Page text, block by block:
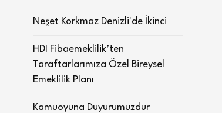
Neşet Korkmaz Denizli'de İkinci
HDI Fibaemeklilik’ten
Taraftarlarımıza Özel Bireysel
Emeklilik Planı
Kamuoyuna Duyurumuzdur